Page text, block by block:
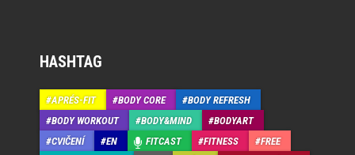
HASHTAG
APRÉS-FIT BODY CORE
BODY REFRESH
BODY WORKOUT
BODY&MIND
BODYART
CVIČENÍ
EN FITCAST FITNESS
FREE